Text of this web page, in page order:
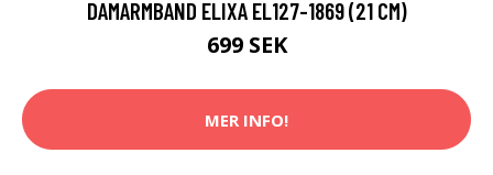
DAMARMBAND ELIXA EL127-1869 (21 CM)
699 SEK
MER INFO!